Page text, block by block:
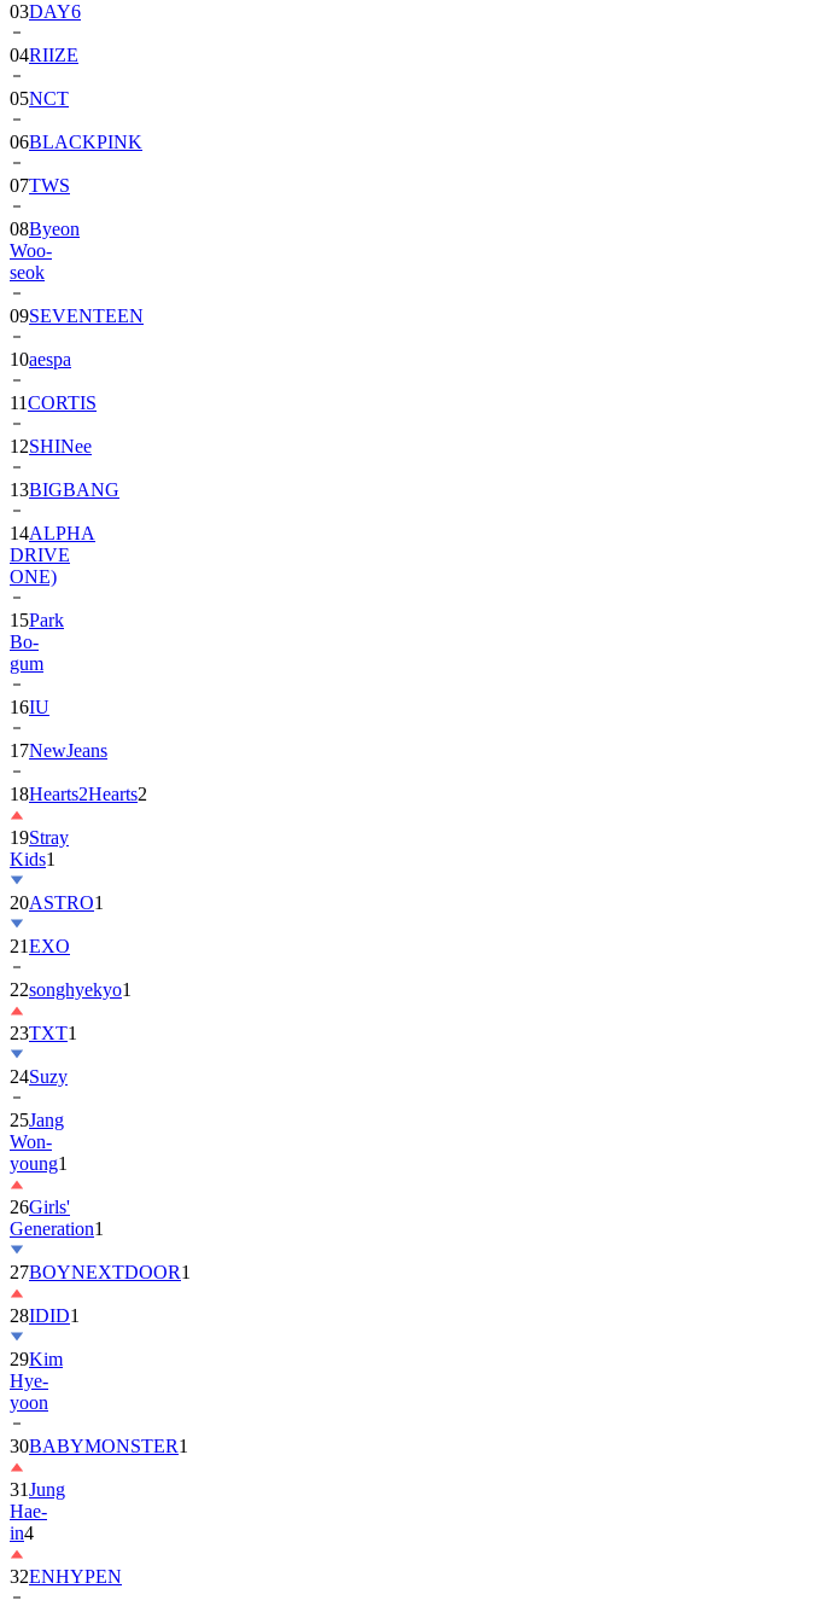
03DAY6
04RIIZE
05NCT
06BLACKPINK
07TWS
08Byeon
Woo-
seok
09SEVENTEEN
10aespa
11CORTIS
12SHINee
13BIGBANG
14ALPHA
DRIVE
ONE)
15Park
Bo-
gum
16IU
17NewJeans
18Hearts2Hearts2
19Stray
Kids1
20ASTRO1
21EXO
22songhyekyo1
23TXT1
24Suzy
25Jang
Won-
young1
26Girls'
Generation1
27BOYNEXTDOOR1
28IDID1
29Kim
Hye-
yoon
30BABYMONSTER1
31Jung
Hae-
in4
32ENHYPEN